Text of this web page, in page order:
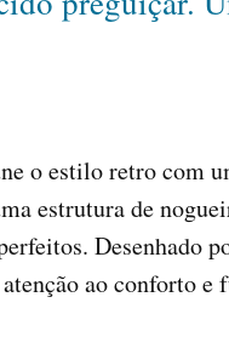
o estilo retro com
estrutura de
Desenhado
ao conforto